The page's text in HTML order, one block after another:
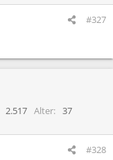
#327
2.517 Alter
37
#328